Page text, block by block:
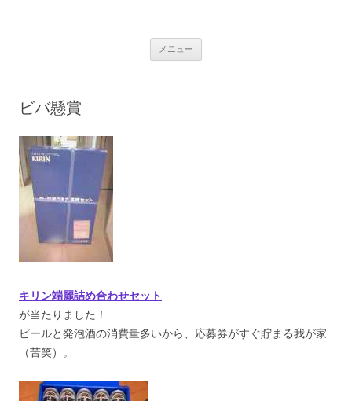
メニュー
ビバ懸賞
キリン端麗詰め合わせセット
が当たりました！
ビールと発泡酒の消費量多いから、応募券がすぐ貯まる我が家
（苦笑）。